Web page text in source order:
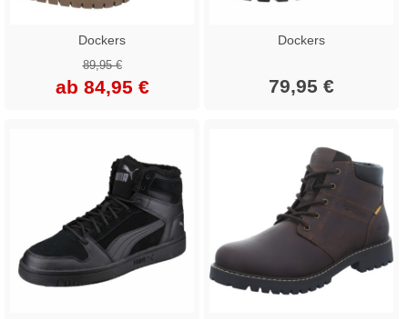
Dockers
89,95 €
ab 84,95 €
Dockers
79,95 €